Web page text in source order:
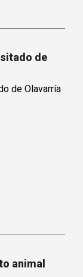
de
animal